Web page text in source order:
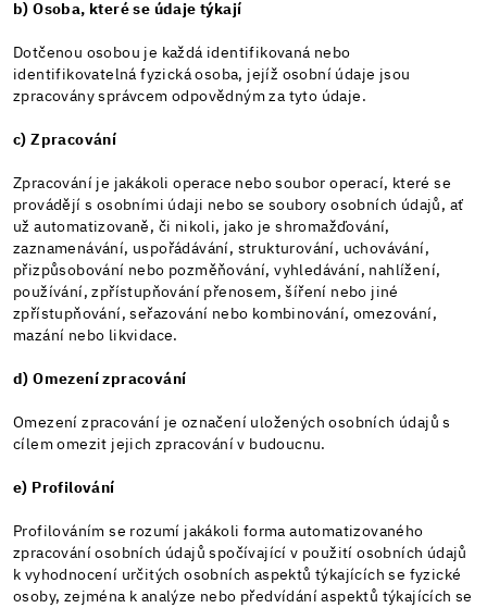
b) Osoba, které se údaje týkají
Dotčenou osobou je každá identifikovaná nebo
identifikovatelná fyzická osoba, jejíž osobní údaje jsou
zpracovány správcem odpovědným za tyto údaje.
c) Zpracování
Zpracování je jakákoli operace nebo soubor operací, které se
provádějí s osobními údaji nebo se soubory osobních údajů, ať
už automatizovaně, či nikoli, jako je shromažďování,
zaznamenávání, uspořádávání, strukturování, uchovávání,
přizpůsobování nebo pozměňování, vyhledávání, nahlížení,
používání, zpřístupňování přenosem, šíření nebo jiné
zpřístupňování, seřazování nebo kombinování, omezování,
mazání nebo likvidace.
d) Omezení zpracování
Omezení zpracování je označení uložených osobních údajů s
cílem omezit jejich zpracování v budoucnu.
e) Profilování
Profilováním se rozumí jakákoli forma automatizovaného
zpracování osobních údajů spočívající v použití osobních údajů
k vyhodnocení určitých osobních aspektů týkajících se fyzické
osoby, zejména k analýze nebo předvídání aspektů týkajících se